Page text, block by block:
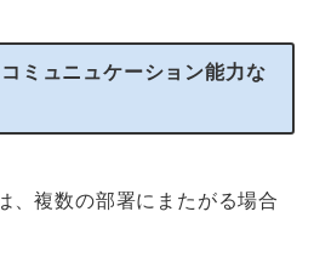
ミュニュケーション能力な
、複数の部署にまたがる場合